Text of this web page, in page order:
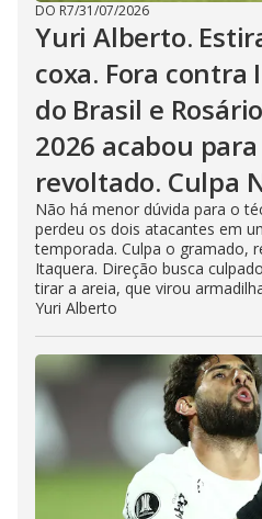
DO R7/31/07/2026
Yuri Alberto.
coxa. Fora contra
do Brasil e
2026 acabou
revoltado. Culpa
Não há menor dúvida para o
perdeu os dois atacantes em
temporada. Culpa o gramado,
Itaquera. Direção busca
tirar a areia, que virou
Yuri Alberto